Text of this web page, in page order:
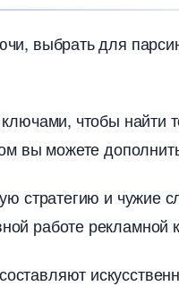
выбрать для
чтобы найти
вы можете
стратегию и чужие
работе рекламной